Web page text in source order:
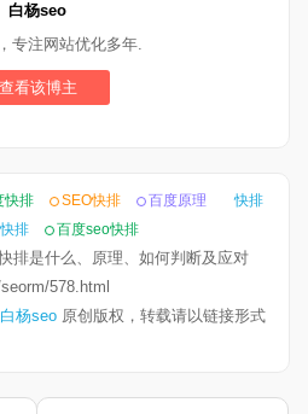
白杨seo
专注网站优化多年.
查看该博主
快排 SEO快排 百度原理
快排
排 百度seo快排
排是什么、原理、如何判断及应对
578.html
白杨seo 原创版权，转载请以链接形式